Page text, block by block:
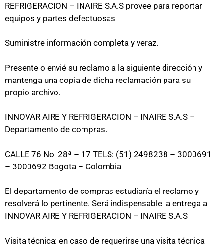
REFRIGERACION – INAIRE S.A.S provee para reportar
equipos y partes defectuosas
Suministre información completa y veraz.
Presente o envié su reclamo a la siguiente dirección y
mantenga una copia de dicha reclamación para su
propio archivo.
INNOVAR AIRE Y REFRIGERACION – INAIRE S.A.S –
Departamento de compras.
CALLE 76 No. 28ª – 17 TELS: (51) 2498238 – 3000691
– 3000692 Bogota – Colombia
El departamento de compras estudiaría el reclamo y
resolverá lo pertinente. Será indispensable la entrega a
INNOVAR AIRE Y REFRIGERACION – INAIRE S.A.S
Visita técnica: en caso de requerirse una visita técnica